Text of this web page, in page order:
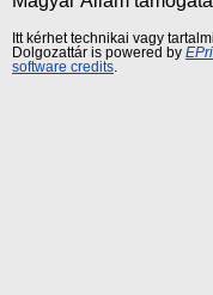
Itt kérhet technikai vagy
Dolgozattár is powered by
software credits